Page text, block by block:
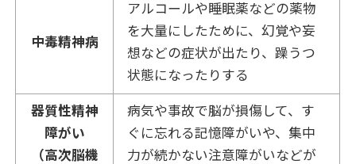
中毒精神病
アルコールや睡眠薬などの薬物
を大量にしたために、幻覚や妄
想などの症状が出たり、躁うつ
状態になったりする
器質性精神
障がい
（高次脳機
病気や事故で脳が損傷して、す
ぐに忘れる記憶障がいや、集中
力が続かない注意障がいなどが